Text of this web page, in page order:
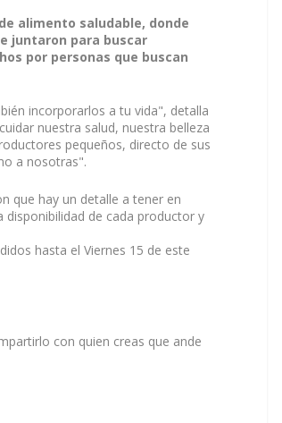
alimento saludable, donde
juntaron para buscar
por personas que buscan
incorporarlos a tu vida", detalla
nuestra salud, nuestra belleza
pequeños, directo de sus
a nosotras".
que hay un detalle a tener en
de cada productor y
hasta el Viernes 15 de este
con quien creas que ande